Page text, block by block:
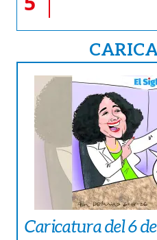
Caricatura del 6